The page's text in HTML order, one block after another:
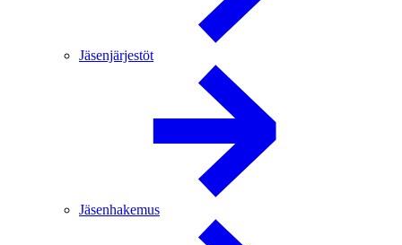
Jäsenjärjestöt
Jäsenhakemus